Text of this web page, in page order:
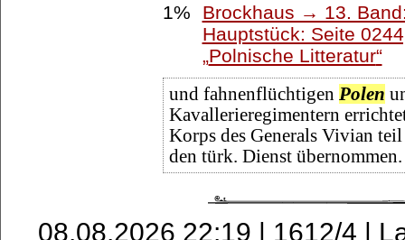
1%
Brockhaus → 13.
Hauptstück: Seite
Polnische Litteratur
und fahnenflüchtigen Polen
Kavallerieregimentern
Korps des Generals Vivian
den türk. Dienst
08.08.2026 22:19 | 1612/4 |